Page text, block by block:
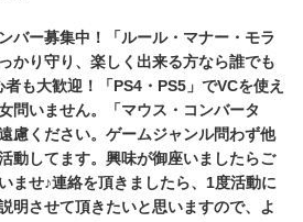
バー募集中！「ルール・マナー・モラ
かり守り、楽しく出来る方なら誰でも
も大歓迎！「PS4・PS5」でVCを使え
問いません。「マウス・コンバータ
慮ください。ゲームジャンル問わず他
動してます。興味が御座いましたらご
ませ♪連絡を頂きましたら、1度活動に
明させて頂きたいと思いますので、よ